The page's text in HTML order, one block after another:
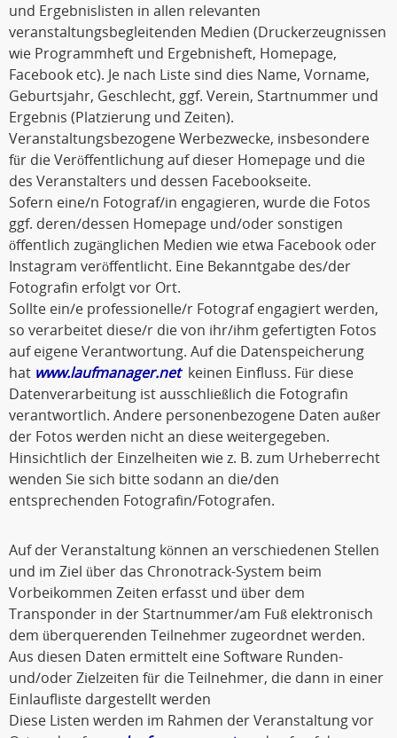
und Ergebnislisten in allen relevanten
veranstaltungsbegleitenden Medien (Druckerzeugnissen
wie Programmheft und Ergebnisheft, Homepage,
Facebook etc). Je nach Liste sind dies Name, Vorname,
Geburtsjahr, Geschlecht, ggf. Verein, Startnummer und
Ergebnis (Platzierung und Zeiten).
Veranstaltungsbezogene Werbezwecke, insbesondere
für die Veröffentlichung auf dieser Homepage und die
des Veranstalters und dessen Facebookseite.
Sofern eine/n Fotograf/in engagieren, wurde die Fotos
ggf. deren/dessen Homepage und/oder sonstigen
öffentlich zugänglichen Medien wie etwa Facebook oder
Instagram veröffentlicht. Eine Bekanntgabe des/der
Fotografin erfolgt vor Ort.
Sollte ein/e professionelle/r Fotograf engagiert werden,
so verarbeitet diese/r die von ihr/ihm gefertigten Fotos
auf eigene Verantwortung. Auf die Datenspeicherung
hat www.laufmanager.netkeinen Einfluss. Für diese
Datenverarbeitung ist ausschließlich die Fotografin
verantwortlich. Andere personenbezogene Daten außer
der Fotos werden nicht an diese weitergegeben.
Hinsichtlich der Einzelheiten wie z. B. zum Urheberrecht
wenden Sie sich bitte sodann an die/den
entsprechenden Fotografin/Fotografen.
Auf der Veranstaltung können an verschiedenen Stellen
und im Ziel über das Chronotrack-System beim
Vorbeikommen Zeiten erfasst und über dem
Transponder in der Startnummer/am Fuß elektronisch
dem überquerenden Teilnehmer zugeordnet werden.
Aus diesen Daten ermittelt eine Software Runden-
und/oder Zielzeiten für die Teilnehmer, die dann in einer
Einlaufliste dargestellt werden
Diese Listen werden im Rahmen der Veranstaltung vor